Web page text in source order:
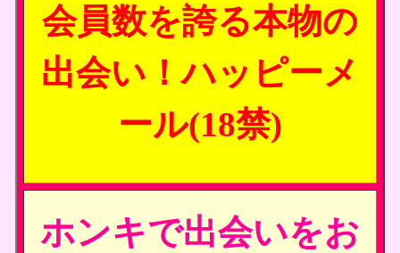
会員数を誇る本物の
出会い！ハッピーメ
ール(18禁)
ホンキで出会いをお